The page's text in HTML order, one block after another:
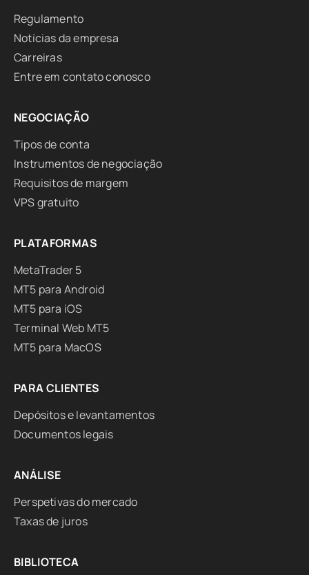
Regulamento
Notícias da empresa
Carreiras
Entre em contato conosco
NEGOCIAÇÃO
Tipos de conta
Instrumentos de negociação
Requisitos de margem
VPS gratuito
PLATAFORMAS
MetaTrader 5
MT5 para Android
MT5 para iOS
Terminal Web MT5
MT5 para MacOS
PARA CLIENTES
Depósitos e levantamentos
Documentos legais
ANÁLISE
Perspetivas do mercado
Taxas de juros
BIBLIOTECA